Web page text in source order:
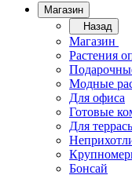
Магазин
Назад
Магазин
Растения
Модные
Для офиса
Готовые
Для
Бонсай